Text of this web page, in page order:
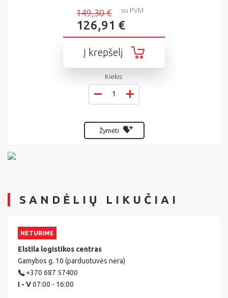
149,30 €
126,91 €
su PVM
Į krepšelį
Kiekis:
Žymėti
SANDĖLIŲ LIKUČIAI
NETURIME
Elstila logistikos centras
Gamybos g. 10 (parduotuvės nėra)
+370 687 57400
I - V07:00 - 16:00